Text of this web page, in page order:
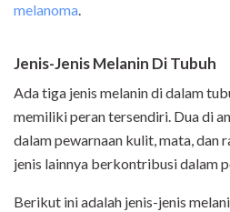
melanoma.
Jenis-Jenis Melanin Di Tubuh
Ada tiga jenis melanin di dalam
memiliki peran tersendiri. Dua di
dalam pewarnaan kulit, mata, dan
jenis lainnya berkontribusi dalam
Berikut ini adalah jenis-jenis